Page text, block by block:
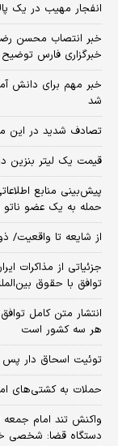
انفجار مهیب در یک
خبر انتصاب محسن
خبرگزاری فارس توضیح
خبر مهم برای دانش
شد
تصادف شدید در این محور/ ۴ نفر
قیمت یک لیتر بنزین
پیش‌بینی منابع
حمله به یک عضو ناتو
از شایعه تا واقعیت/
جزئیاتی از مذاکرات
توافق با حقوق
انتشار متن کامل
هر سه کشور است
توئیت اسحاق دار پس
حملات به کشتی‌های
واکنش تند امام جمعه
دستگاه قضا: شخصی